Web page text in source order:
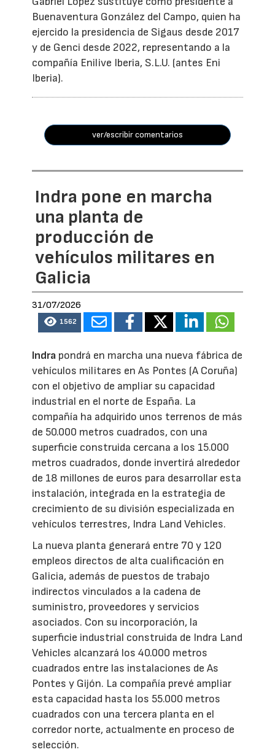
Buenaventura González del Campo, quien ha
ejercido la presidencia de Sigaus desde 2017
y de Genci desde 2022, representando a la
compañía Enilive Iberia, S.L.U. (antes Eni
Iberia).
ver/escribir comentarios
Indra pone en marcha
una planta de
producción de
vehículos militares en
Galicia
31/07/2026
1562
Indra pondrá en marcha una nueva fábrica de
vehículos militares en As Pontes (A Coruña)
con el objetivo de ampliar su capacidad
industrial en el norte de España. La
compañía ha adquirido unos terrenos de más
de 50.000 metros cuadrados, con una
superficie construida cercana a los 15.000
metros cuadrados, donde invertirá alrededor
de 18 millones de euros para desarrollar esta
instalación, integrada en la estrategia de
crecimiento de su división especializada en
vehículos terrestres, Indra Land Vehicles.
La nueva planta generará entre 70 y 120
empleos directos de alta cualificación en
Galicia, además de puestos de trabajo
indirectos vinculados a la cadena de
suministro, proveedores y servicios
asociados. Con su incorporación, la
superficie industrial construida de Indra Land
Vehicles alcanzará los 40.000 metros
cuadrados entre las instalaciones de As
Pontes y Gijón. La compañía prevé ampliar
esta capacidad hasta los 55.000 metros
cuadrados con una tercera planta en el
corredor norte, actualmente en proceso de
selección.